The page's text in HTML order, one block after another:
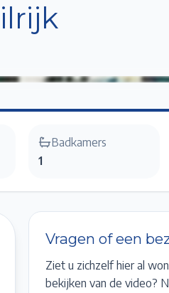
Badkamers
1
Vragen of een
Ziet u zichzelf hier al
bekijken van de video?